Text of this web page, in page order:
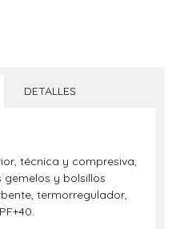
DETALLES
técnica y compresiva,
y bolsillos
termorregulador,